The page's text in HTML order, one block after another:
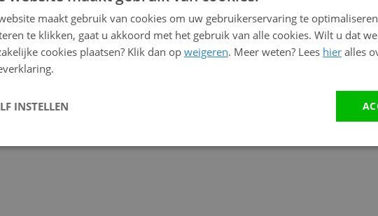
van 08:00 tot 17:00 uur
Bel:0528 - 355190
Stuur ons een bericht op
maakt gebruik van cookies om uw gebruikerservaring te
te klikken, gaat u akkoord met het gebruik van alle cookies. Wilt u dat
cookies plaatsen? Klik dan op weigeren. Meer weten? Lees hier alles
INSTELLEN